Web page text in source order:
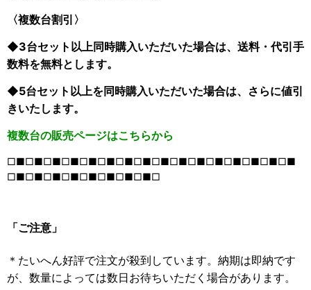
〈複数台割引〉
◆3台セット以上同時購入いただいた場合は、送料・代引手
数料を無料とします。
◆5台セット以上を同時購入いただいた場合は、さらに値引
きいたします。
複数台の販売ページはこちらから
□■□■□■□■□■□■□■□■□■□■□■□■□■□■□■□■
□■□■□■□■□■□■□■□■□
「ご注意」
＊たいへん好評で注文が殺到しています。納期は即納です
が、数量によっては数日お待ちいただく場合があります。